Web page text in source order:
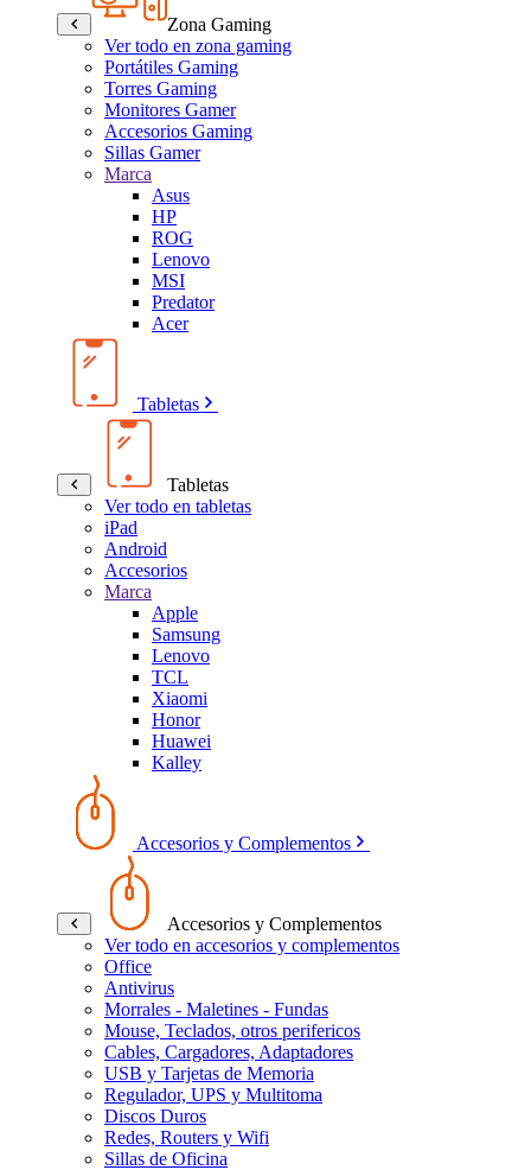
Zona Gaming
Ver todo en zona gaming
Portátiles Gaming
Torres Gaming
Monitores Gamer
Accesorios Gaming
Sillas Gamer
Marca
Asus
HP
ROG
Lenovo
MSI
Predator
Acer
Tabletas
Tabletas
Ver todo en tabletas
iPad
Android
Accesorios
Marca
Apple
Samsung
Lenovo
TCL
Xiaomi
Honor
Huawei
Kalley
Accesorios y Complementos
Accesorios y Complementos
Ver todo en accesorios y complementos
Office
Antivirus
Morrales - Maletines - Fundas
Mouse, Teclados, otros perifericos
Cables, Cargadores, Adaptadores
USB y Tarjetas de Memoria
Regulador, UPS y Multitoma
Discos Duros
Redes, Routers y Wifi
Sillas de Oficina